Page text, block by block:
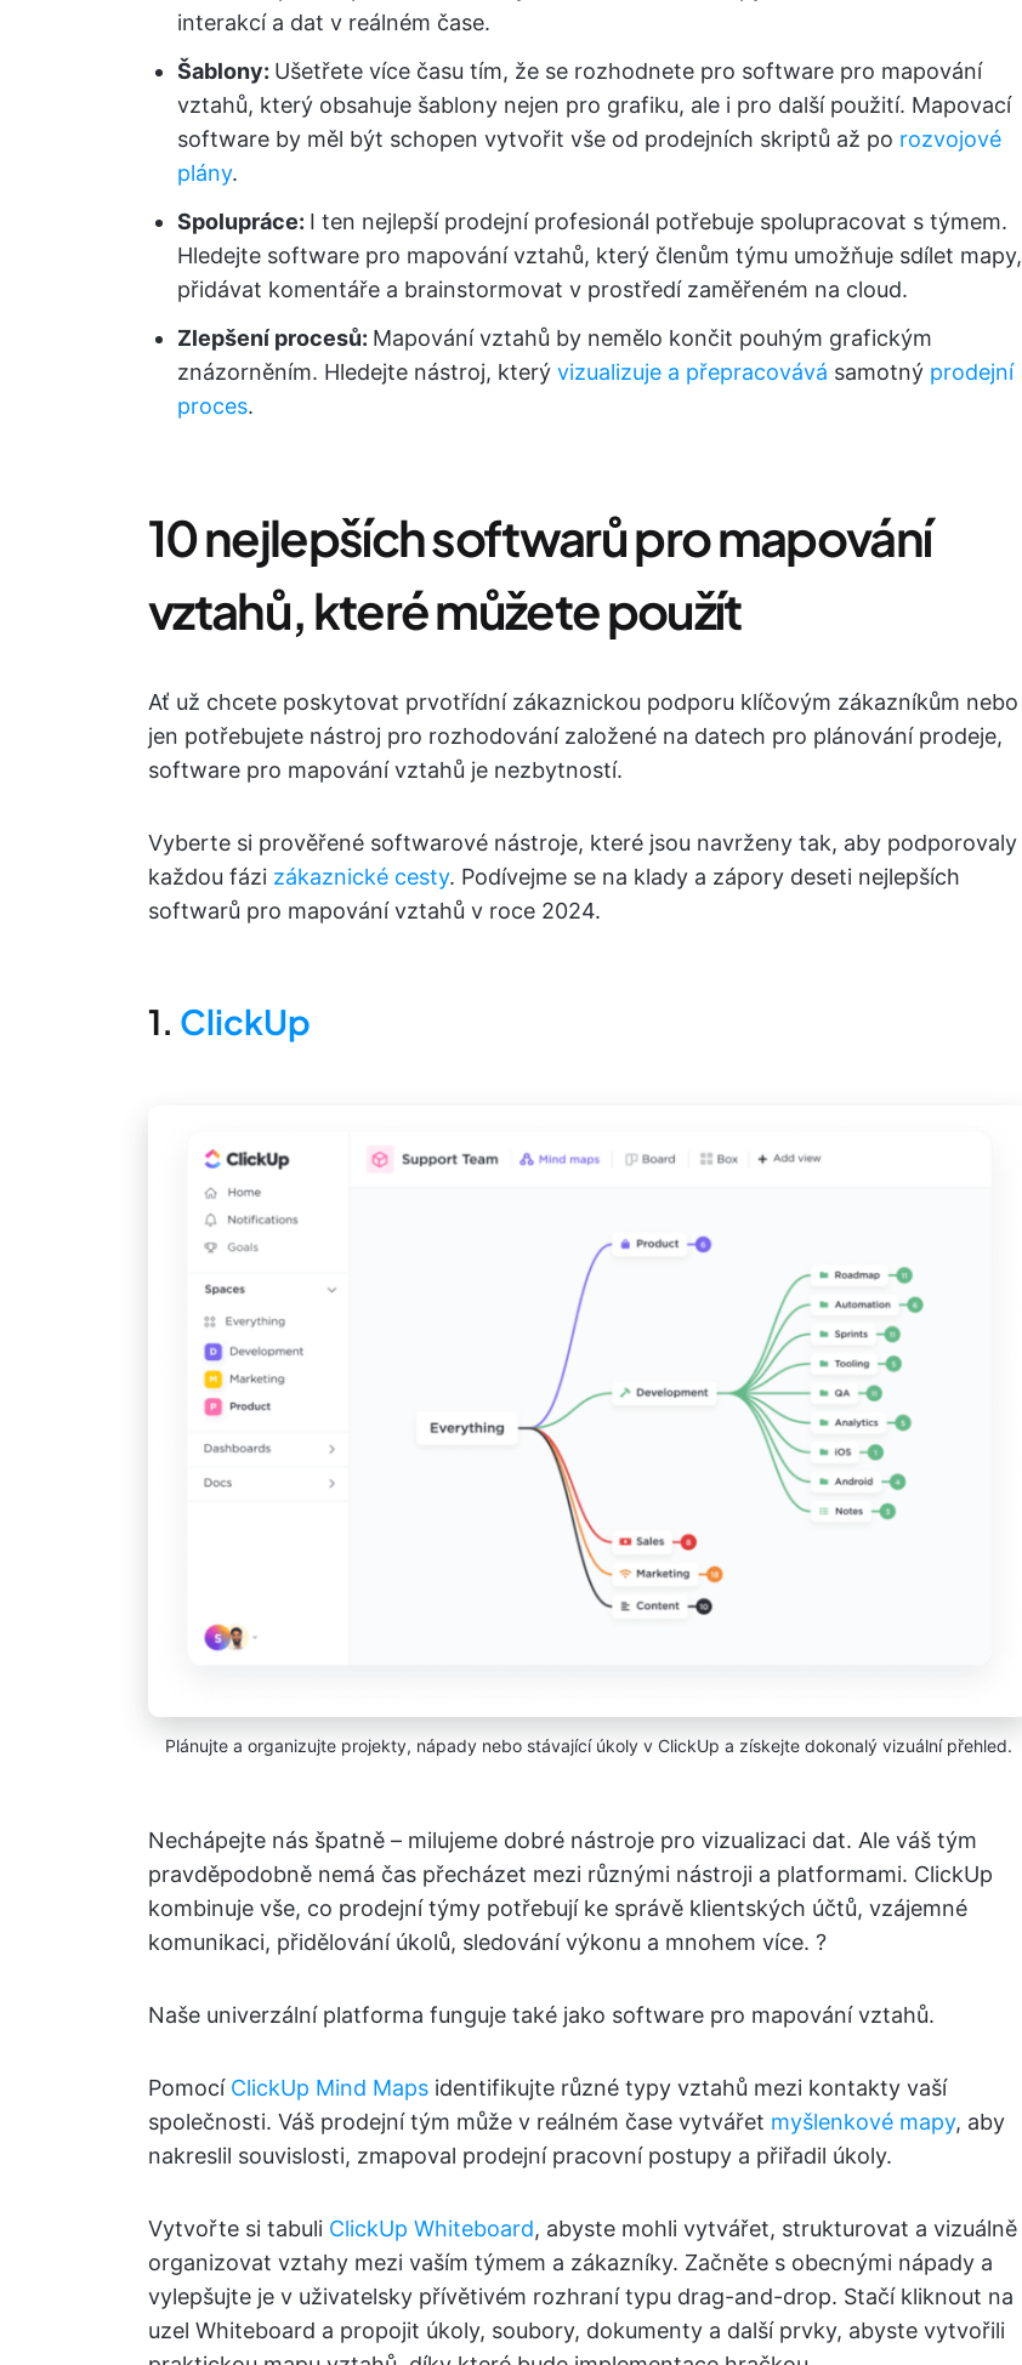
interakcí a dat v reálném čase.
Šablony: Ušetřete více času tím, že se rozhodnete pro software pro mapování
vztahů, který obsahuje šablony nejen pro grafiku, ale i pro další použití. Mapovací
software by měl být schopen vytvořit vše od prodejních skriptů až po rozvojové
plány.
Spolupráce: I ten nejlepší prodejní profesionál potřebuje spolupracovat s týmem.
Hledejte software pro mapování vztahů, který členům týmu umožňuje sdílet mapy,
přidávat komentáře a brainstormovat v prostředí zaměřeném na cloud.
Zlepšení procesů: Mapování vztahů by nemělo končit pouhým grafickým
znázorněním. Hledejte nástroj, který vizualizuje a přepracovává samotný prodejní
proces.
10 nejlepších softwarů pro mapování
vztahů, které můžete použít
Ať už chcete poskytovat prvotřídní zákaznickou podporu klíčovým zákazníkům nebo
jen potřebujete nástroj pro rozhodování založené na datech pro plánování prodeje,
software pro mapování vztahů je nezbytností.
Vyberte si prověřené softwarové nástroje, které jsou navrženy tak, aby podporovaly
každou fázi zákaznické cesty. Podívejme se na klady a zápory deseti nejlepších
softwarů pro mapování vztahů v roce 2024.
1. ClickUp
Plánujte a organizujte projekty, nápady nebo stávající úkoly v ClickUp a získejte dokonalý vizuální přehled.
Nechápejte nás špatně – milujeme dobré nástroje pro vizualizaci dat. Ale váš tým
pravděpodobně nemá čas přecházet mezi různými nástroji a platformami. ClickUp
kombinuje vše, co prodejní týmy potřebují ke správě klientských účtů, vzájemné
komunikaci, přidělování úkolů, sledování výkonu a mnohem více. ?
Naše univerzální platforma funguje také jako software pro mapování vztahů.
Pomocí ClickUp Mind Maps identifikujte různé typy vztahů mezi kontakty vaší
společnosti. Váš prodejní tým může v reálném čase vytvářet myšlenkové mapy, aby
nakreslil souvislosti, zmapoval prodejní pracovní postupy a přiřadil úkoly.
Vytvořte si tabuli ClickUp Whiteboard, abyste mohli vytvářet, strukturovat a vizuálně
organizovat vztahy mezi vaším týmem a zákazníky. Začněte s obecnými nápady a
vylepšujte je v uživatelsky přívětivém rozhraní typu drag-and-drop. Stačí kliknout na
uzel Whiteboard a propojit úkoly, soubory, dokumenty a další prvky, abyste vytvořili